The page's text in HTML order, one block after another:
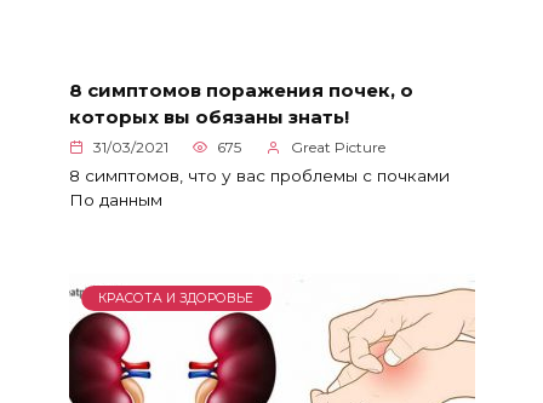
8 симптомов поражения почек, о
которых вы обязаны знать!
31/03/2021 675 Great Picture
8 симптомов, что у вас проблемы с почками
По данным
КРАСОТА И ЗДОРОВЬЕ